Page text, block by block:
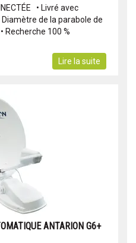
• Livré avec
de la parabole de
Recherche 100 %
Lire la suite
ANTARION G6+